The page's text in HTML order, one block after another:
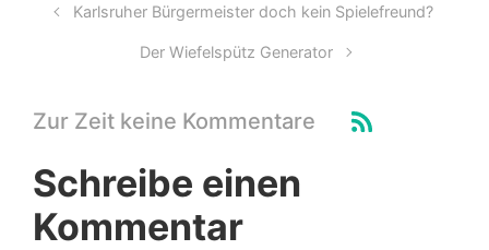
Karlsruher Bürgermeister doch kein Spielefreund?
Der Wiefelspütz Generator
Zur Zeit keine Kommentare
Schreibe einen
Kommentar